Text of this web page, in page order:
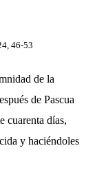
46-53
de la
de Pascua
cuarenta días,
y haciéndoles